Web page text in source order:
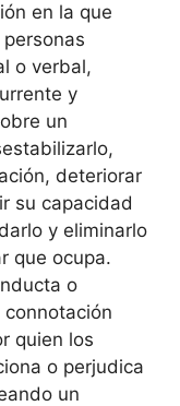
en la que
o verbal,
y
un
deteriorar
su capacidad
y eliminarlo
que ocupa.
o
quien los
o perjudica
un